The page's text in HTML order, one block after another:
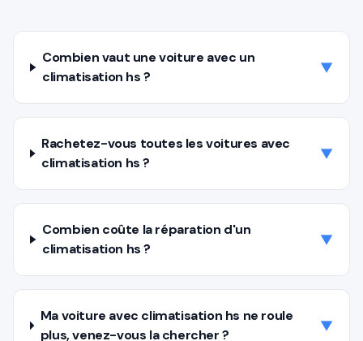
Combien vaut une voiture avec un
climatisation hs ?
▼
Rachetez-vous toutes les voitures avec
climatisation hs ?
▼
Combien coûte la réparation d'un
climatisation hs ?
▼
Ma voiture avec climatisation hs ne roule
plus, venez-vous la chercher ?
▼